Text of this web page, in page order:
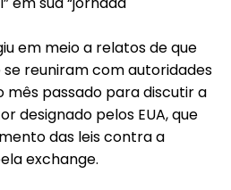
em meio a relatos de que
reuniram com autoridades
mês passado para discutir a
designado pelos EUA, que
das leis contra a
exchange.